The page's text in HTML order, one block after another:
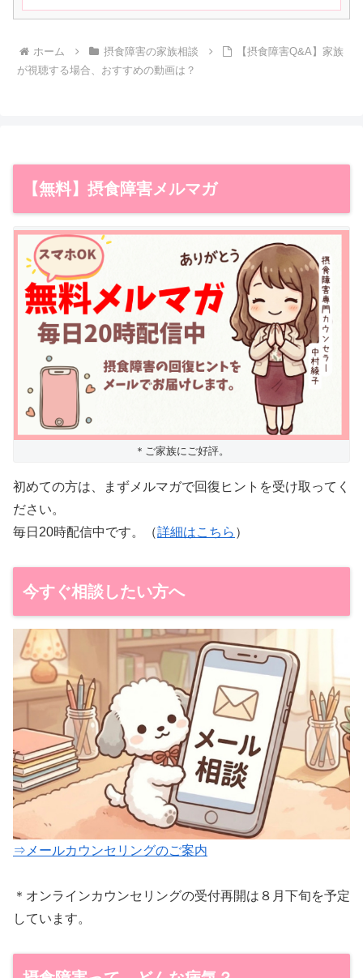
ホーム 摂食障害の家族相談
【摂食障害Q&A】家族
が視聴する場合、おすすめの動画は？
【無料】摂食障害メルマガ
＊ご家族にご好評。
初めての方は、まずメルマガで回復ヒントを受け取ってく
ださい。
毎日20時配信中です。（詳細はこちら ）
今すぐ相談したい方へ
⇒メールカウンセリングのご案内
＊オンラインカウンセリングの受付再開は８月下旬を予定
しています。